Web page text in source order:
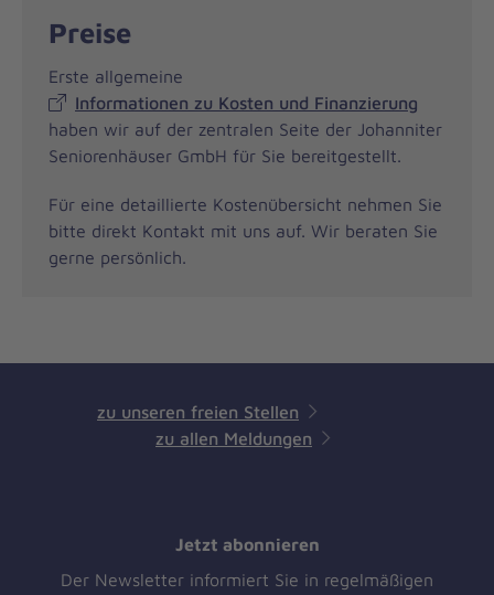
Preise
Erste allgemeine
Informationen zu Kosten und Finanzierung
haben wir auf der zentralen Seite der Johanniter
Seniorenhäuser GmbH für Sie bereitgestellt.
Für eine detaillierte Kostenübersicht nehmen Sie
bitte direkt Kontakt mit uns auf. Wir beraten Sie
gerne persönlich.
zu unseren freien Stellen
zu allen Meldungen
Jetzt abonnieren
Der Newsletter informiert Sie in regelmäßigen